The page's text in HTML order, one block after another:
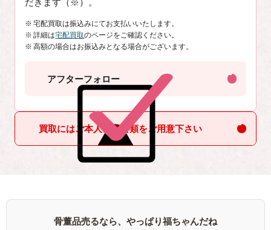
だきます（※）。
宅配買取は振込みにてお支払いいたします。
詳細は宅配買取のページをご確認ください。
高額の場合はお振込みとなる場合がございます。
アフターフォロー
買取にはご本人確認書類をご用意下さい
骨董品売るなら、やっぱり福ちゃんだね